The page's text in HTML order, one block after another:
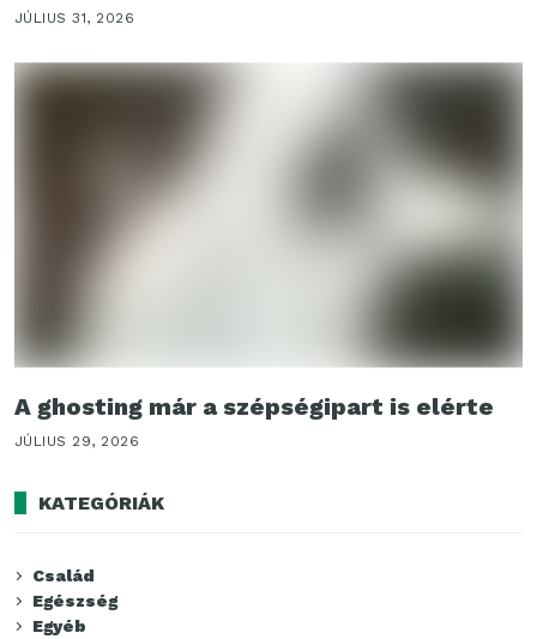
JÚLIUS 31, 2026
A ghosting már a szépségipart is elérte
JÚLIUS 29, 2026
KATEGÓRIÁK
Család
Egészség
Egyéb